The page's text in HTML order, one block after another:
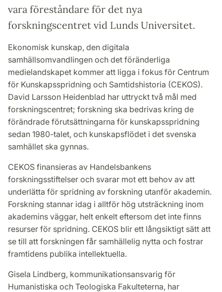
vara föreståndare för det nya
forskningscentret vid Lunds Universitet.
Ekonomisk kunskap, den digitala
samhällsomvandlingen och det föränderliga
medielandskapet kommer att ligga i fokus för Centrum
för Kunskapsspridning och Samtidshistoria (CEKOS).
David Larsson Heidenblad har uttryckt två mål med
forskningscentret; forskning ska bedrivas kring de
förändrade förutsättningarna för kunskapsspridning
sedan 1980-talet, och kunskapsflödet i det svenska
samhället ska gynnas.
CEKOS finansieras av Handelsbankens
forskningsstiftelser och svarar mot ett behov av att
underlätta för spridning av forskning utanför akademin.
Forskning stannar idag i alltför hög utsträckning inom
akademins väggar, helt enkelt eftersom det inte finns
resurser för spridning. CEKOS blir ett långsiktigt sätt att
se till att forskningen får samhällelig nytta och fostrar
framtidens publika intellektuella.
Gisela Lindberg, kommunikationsansvarig för
Humanistiska och Teologiska Fakulteterna, har